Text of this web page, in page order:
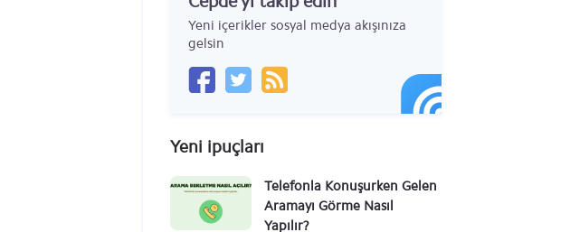
Yeni içerikler sosyal medya akışınıza
gelsin
Yeni ipuçları
Telefonla Konuşurken Gelen
Aramayı Görme Nasıl
Yapılır?